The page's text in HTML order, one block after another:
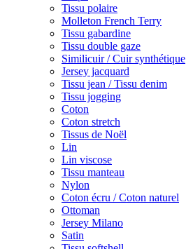
Tissu polaire
Molleton French Terry
Tissu gabardine
Tissu double gaze
Similicuir / Cuir synthétique
Jersey jacquard
Tissu jean / Tissu denim
Tissu jogging
Coton
Coton stretch
Tissus de Noël
Lin
Lin viscose
Tissu manteau
Nylon
Coton écru / Coton naturel
Ottoman
Jersey Milano
Satin